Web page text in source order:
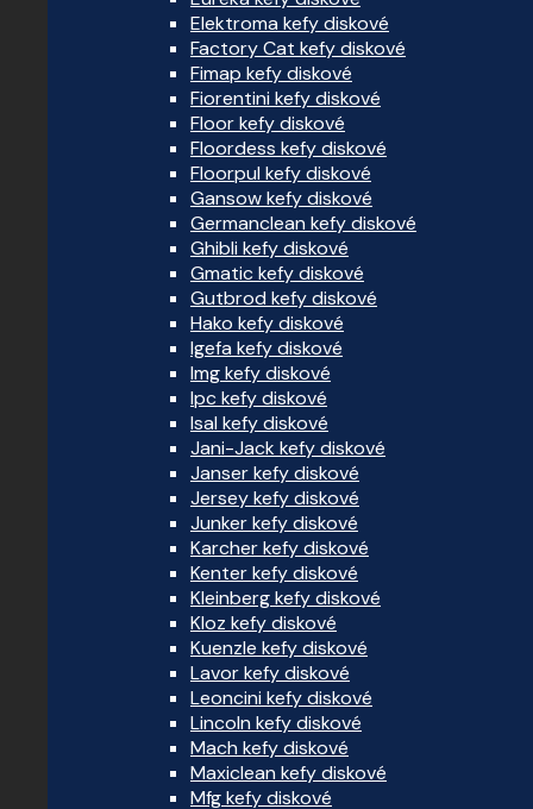
Elektroma kefy diskové
Factory Cat kefy diskové
Fimap kefy diskové
Fiorentini kefy diskové
Floor kefy diskové
Floordess kefy diskové
Floorpul kefy diskové
Gansow kefy diskové
Germanclean kefy diskové
Ghibli kefy diskové
Gmatic kefy diskové
Gutbrod kefy diskové
Hako kefy diskové
Igefa kefy diskové
Img kefy diskové
Ipc kefy diskové
Isal kefy diskové
Jani-Jack kefy diskové
Janser kefy diskové
Jersey kefy diskové
Junker kefy diskové
Karcher kefy diskové
Kenter kefy diskové
Kleinberg kefy diskové
Kloz kefy diskové
Kuenzle kefy diskové
Lavor kefy diskové
Leoncini kefy diskové
Lincoln kefy diskové
Mach kefy diskové
Maxiclean kefy diskové
Mfg kefy diskové